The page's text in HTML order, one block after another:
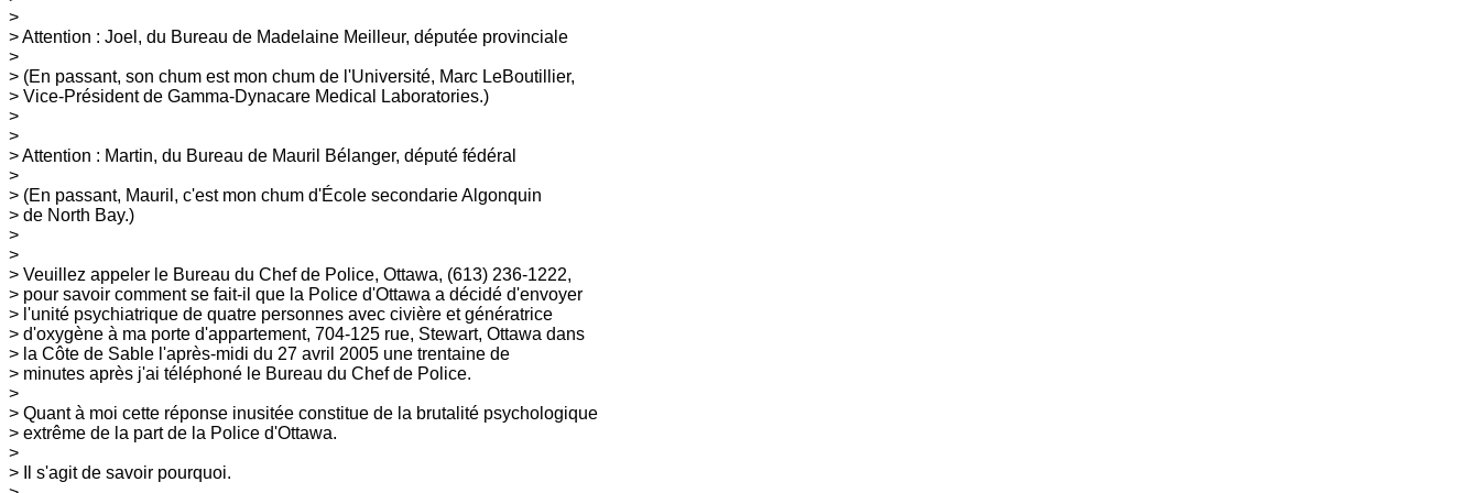
>
> Attention : Joel, du Bureau de Madelaine Meilleur, députée provinciale
>
> (En passant, son chum est mon chum de l'Université, Marc LeBoutillier,
> Vice-Président de Gamma-Dynacare Medical Laboratories.)
>
>
> Attention : Martin, du Bureau de Mauril Bélanger, député fédéral
>
> (En passant, Mauril, c'est mon chum d'École secondarie Algonquin
> de North Bay.)
>
>
> Veuillez appeler le Bureau du Chef de Police, Ottawa, (613) 236-1222,
> pour savoir comment se fait-il que la Police d'Ottawa a décidé d'envoyer
> l'unité psychiatrique de quatre personnes avec civière et génératrice
> d'oxygène à ma porte d'appartement, 704-125 rue, Stewart, Ottawa dans
> la Côte de Sable l'après-midi du 27 avril 2005 une trentaine de
> minutes après j'ai téléphoné le Bureau du Chef de Police.
>
> Quant à moi cette réponse inusitée constitue de la brutalité psychologique
> extrême de la part de la Police d'Ottawa.
>
> Il s'agit de savoir pourquoi.